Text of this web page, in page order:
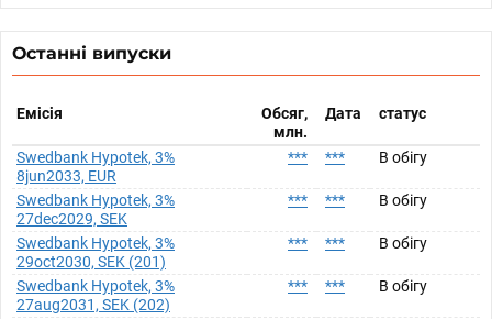
Останні випуски
Емісія
Обсяг,
млн.
Дата статус
Swedbank Hypotek, 3%
8jun2033, EUR
*** *** В обігу
Swedbank Hypotek, 3%
27dec2029, SEK
*** *** В обігу
Swedbank Hypotek, 3%
29oct2030, SEK (201)
*** *** В обігу
Swedbank Hypotek, 3%
27aug2031, SEK (202)
*** *** В обігу